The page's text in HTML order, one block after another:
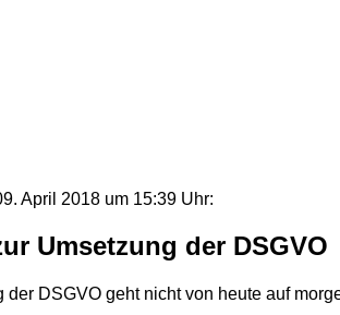
April 2018 um 15:39 Uhr:
Umsetzung der DSGVO
der DSGVO geht nicht von heute auf